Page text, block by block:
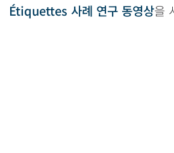
Étiquettes 사례 연구 동영상을